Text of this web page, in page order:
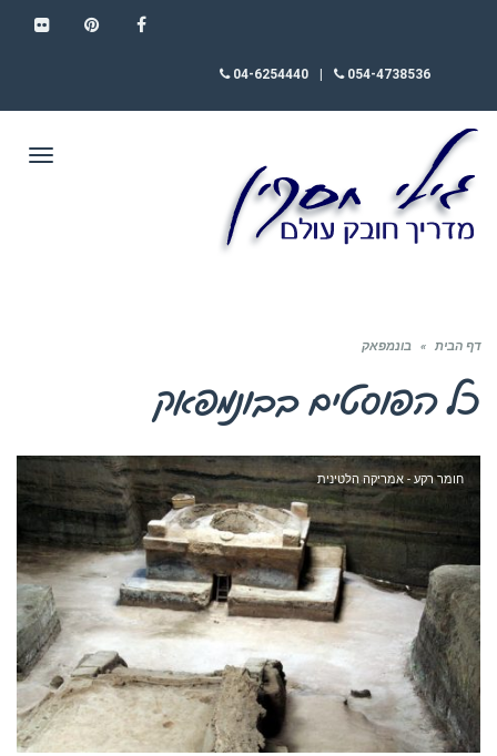
054-4738536
04-6254440
דף הבית » בונמפאק
כל הפוסטים בבונמפאק
חומר רקע - אמריקה הלטינית